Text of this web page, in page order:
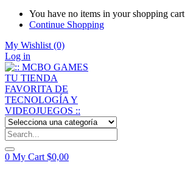
You have no items in your shopping cart
Continue Shopping
My Wishlist (0)
Log in
0 My Cart $0,00